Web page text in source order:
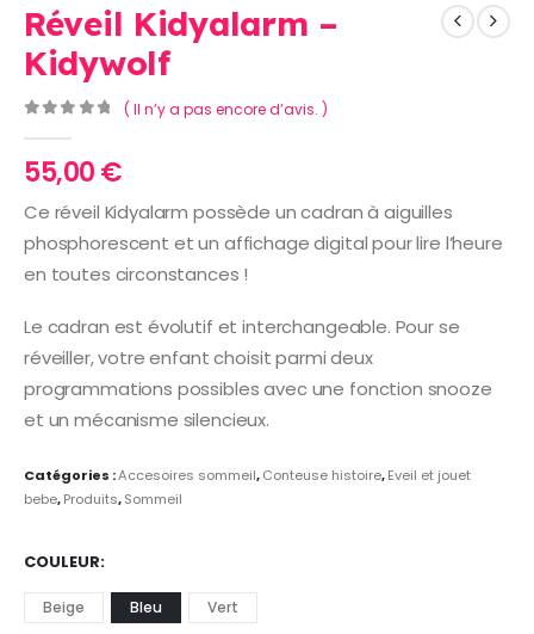
Réveil Kidyalarm –
Kidywolf
( Il n’y a pas encore d’avis. )
55,00€
Ce réveil Kidyalarm possède un cadran à aiguilles
phosphorescent et un affichage digital pour lire l’heure
en toutes circonstances !
Le cadran est évolutif et interchangeable. Pour se
réveiller, votre enfant choisit parmi deux
programmations possibles avec une fonction snooze
et un mécanisme silencieux.
Catégories :Accesoires sommeil,Conteuse histoire,Eveil et jouet
bebe,Produits,Sommeil
COULEUR
Beige Bleu Vert